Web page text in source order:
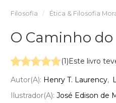
Filosofia Ética & Filosofia
O Caminho
(1) Este livro
Autor(a): Henry T. Laurency
Ilustrador(a): José Edison de